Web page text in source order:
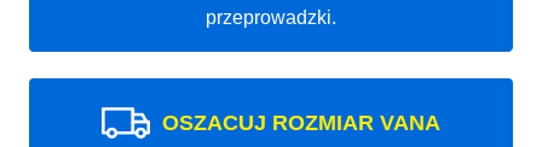
przeprowadzki.
OSZACUJ ROZMIAR VANA